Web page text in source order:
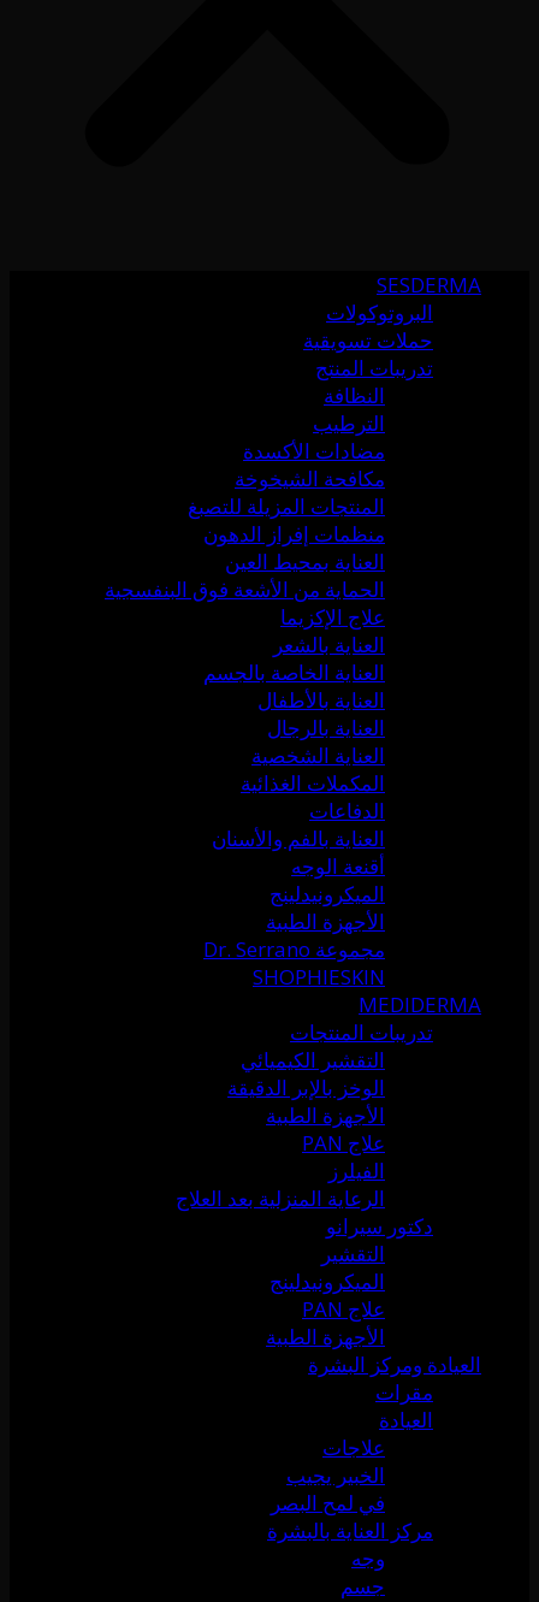
SESDERMA
البروتوكولات
حملات تسويقية
تدريبات المنتج
النظافة
الترطيب
مضادات الأكسدة
مكافحة الشيخوخة
المنتجات المزيلة للتصبغ
منظمات إفراز الدهون
العناية بمحيط العين
الحماية من الأشعة فوق البنفسجية
علاج الإكزيما
العناية بالشعر
العناية الخاصة بالجسم
العناية بالأطفال
العناية بالرجال
العناية الشخصية
المكملات الغذائية
الدفاعات
العناية بالفم والأسنان
أقنعة الوجه
الميكرونيدلينج
الأجهزة الطبية
مجموعة Dr. Serrano
SHOPHIESKIN
MEDIDERMA
تدريبات المنتجات
التقشير الكيميائي
الوخز بالإبر الدقيقة
الأجهزة الطبية
علاج PAN
الفيلرز
الرعاية المنزلية بعد العلاج
دكتور سيرانو
التقشير
الميكرونيدلينج
علاج PAN
الأجهزة الطبية
العيادة ومركز البشرة
مقرات
العيادة
علاجات
الخبير يجيب
في لمح البصر
مركز العناية بالبشرة
وجه
جسم